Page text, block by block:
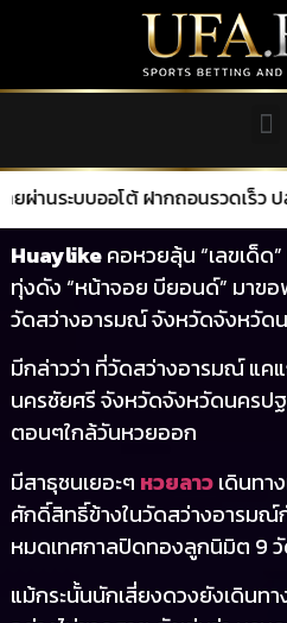
บออโต้ ฝากถอนรวดเร็ว ปลอดภัย
Huaylikeคอหวยลุ้น “เลขเด็
ทุ่งดัง “หน้าจอย บียอนด์” มาข
วัดสว่างอารมณ์ จังหวัดจังหวัด
มีกล่าวว่า ที่วัดสว่างอารมณ์ แค
นครชัยศรี จังหวัดจังหวัดนครปฐ
ตอนๆใกล้วันหวยออก
มีสาธุชนเยอะๆ หวยลาวเดินทา
ศักดิ์สิทธิ์ข้างในวัดสว่างอารมณ์
หมดเทศกาลปิดทองลูกนิมิต 9
แม้กระนั้นนักเสี่ยงดวงยังเดินท